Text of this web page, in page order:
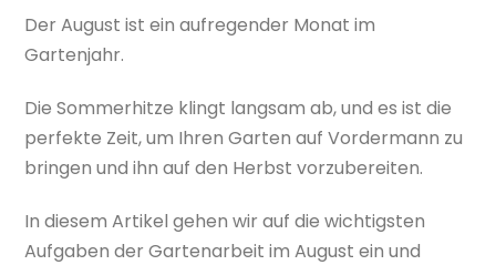
Der August ist ein aufregender Monat im
Gartenjahr.
Die Sommerhitze klingt langsam ab, und es ist die
perfekte Zeit, um Ihren Garten auf Vordermann zu
bringen und ihn auf den Herbst vorzubereiten.
In diesem Artikel gehen wir auf die wichtigsten
Aufgaben der Gartenarbeit im August ein und